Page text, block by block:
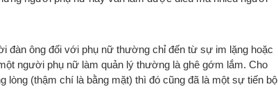
đàn ông đối với phụ nữ thường chỉ đến từ sự im lặng hoặc
người phụ nữ làm quản lý thường là ghê gớm lắm. Cho
lòng (thậm chí là bằng mặt) thì đó cũng đã là một sự tiến bộ